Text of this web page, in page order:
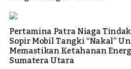
Pertamina Patra Niaga
Sopir Mobil Tangki “Nakal”
Memastikan Ketahanan
Sumatera Utara